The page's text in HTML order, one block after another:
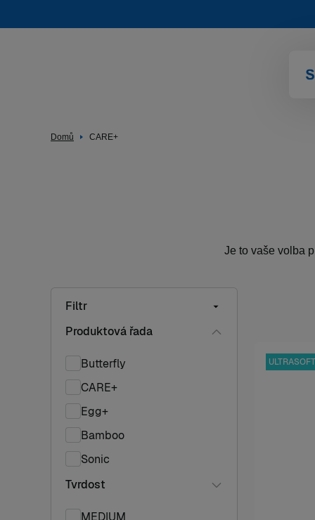
Domů CARE+
Je to vaše volba
Filtr
Produktová řada
Butterfly
CARE+
Egg+
Bamboo
Sonic
Tvrdost
MEDIUM
ULTRASOFT